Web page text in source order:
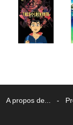
A propos de... -